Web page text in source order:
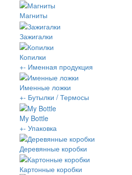
Магниты
Зажигалки
Копилки
+- Именная продукция
Именные ложки
+- Бутылки / Термосы
My Bottle
+- Упаковка
Деревянные коробки
Картонные коробки